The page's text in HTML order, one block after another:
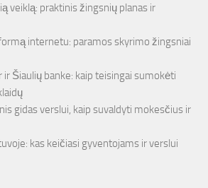
veiklą: praktinis žingsnių planas ir
internetu: paramos skyrimo žingsniai
Šiaulių banke: kaip teisingai sumokėti
gidas verslui, kaip suvaldyti mokesčius ir
kas keičiasi gyventojams ir verslui